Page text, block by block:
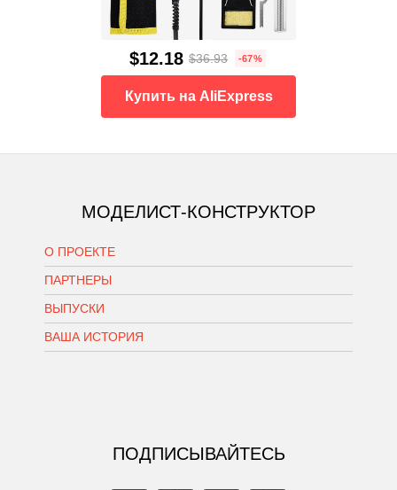
$12.18 $36.93 -67%
Купить на AliExpress
МОДЕЛИСТ-КОНСТРУКТОР
О ПРОЕКТЕ
ПАРТНЕРЫ
ВЫПУСКИ
ВАША ИСТОРИЯ
ПОДПИСЫВАЙТЕСЬ